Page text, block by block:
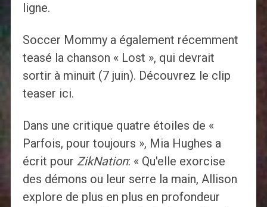
ligne.
Soccer Mommy a également récemment
teasé la chanson « Lost », qui devrait
sortir à minuit (7 juin). Découvrez le clip
teaser ici.
Dans une critique quatre étoiles de «
Parfois, pour toujours », Mia Hughes a
écrit pour ZikNation: « Qu'elle exorcise
des démons ou leur serre la main, Allison
explore de plus en plus en profondeur